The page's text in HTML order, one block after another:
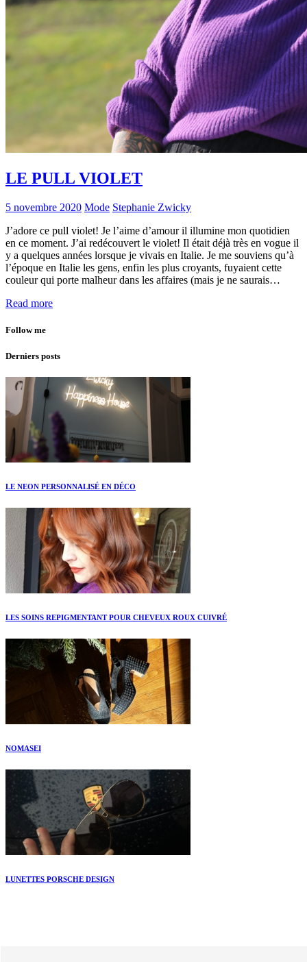
LE PULL VIOLET
5 novembre 2020 Mode Stephanie Zwicky
J’adore ce pull violet! Je l’aime d’amour il illumine mon quotidien
en ce moment. J’ai redécouvert le violet! Il était déjà très en vogue il
y a quelques années lorsque je vivais en Italie. Je me souviens qu’à
l’époque en Italie les gens, enfin les plus croyants, fuyaient cette
couleur qui porte malheur dans les affaires (mais je ne saurais…
Read more
Follow me
Derniers posts
LE NEON PERSONNALISÉ EN DÉCO
LES SOINS REPIGMENTANT POUR CHEVEUX ROUX CUIVRÉ
NOMASEI
LUNETTES PORSCHE DESIGN